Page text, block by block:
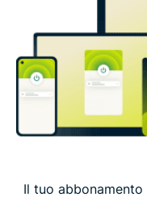
Il tuo abbonamento